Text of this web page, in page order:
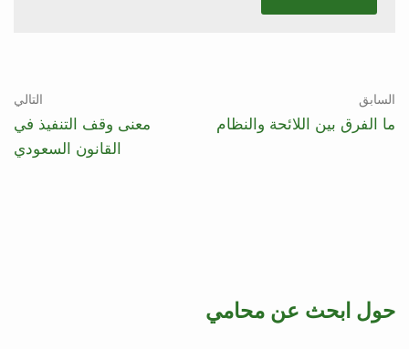
السابق
ما الفرق بين اللائحة والنظام
التالي
معنى وقف التنفيذ في
القانون السعودي
حول ابحث عن محامي